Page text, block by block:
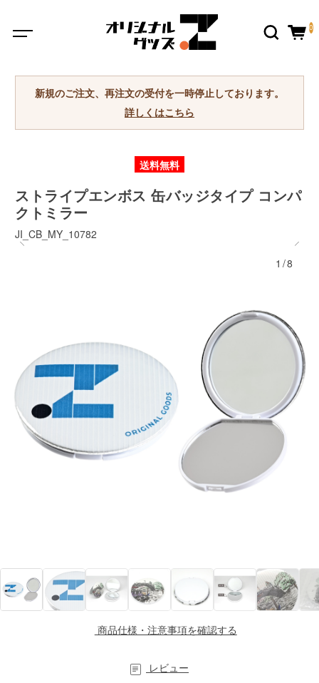
0
新規のご注文、再注文の受付を一時停止しております。
詳しくはこちら
送料無料
ストライプエンボス 缶バッジタイプ コンパ
クトミラー
JI_CB_MY_10782
1/8
商品仕様・注意事項を確認する
レビュー